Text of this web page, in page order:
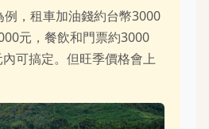
例，租車加油錢約台幣3000
元，餐飲和門票約3000
可搞定。但旺季價格會上